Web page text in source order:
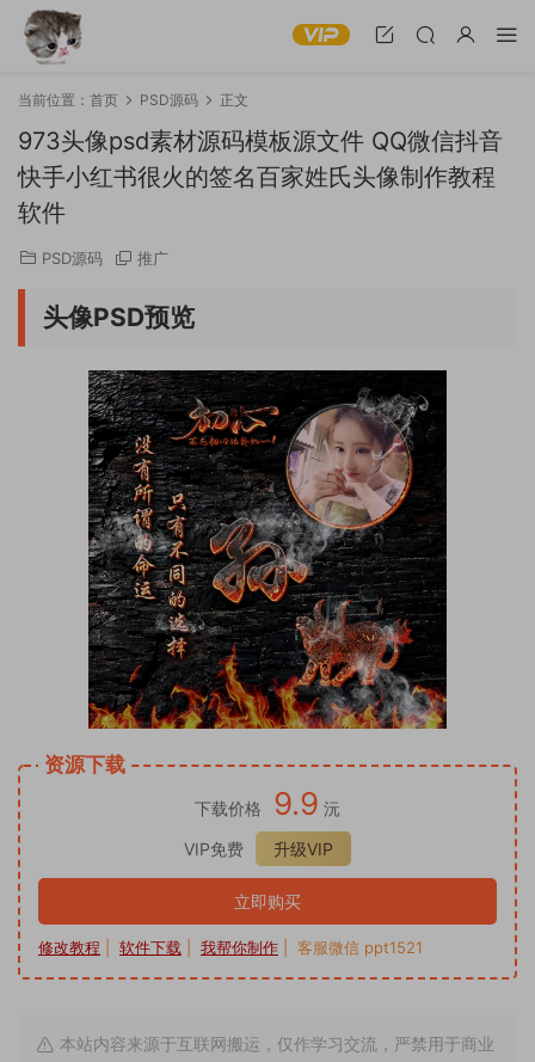
当前位置： 首页 PSD源码 正文
973头像psd素材源码模板源文件 QQ微信抖音
快手小红书很火的签名百家姓氏头像制作教程
软件
PSD源码 推广
头像PSD预览
资源下载
下载价格 9.9 沅
VIP免费
升级VIP
立即购买
修改教程 软件下载 我帮你制作 | 客服微信 ppt1521
本站内容来源于互联网搬运，仅作学习交流，严禁用于商业